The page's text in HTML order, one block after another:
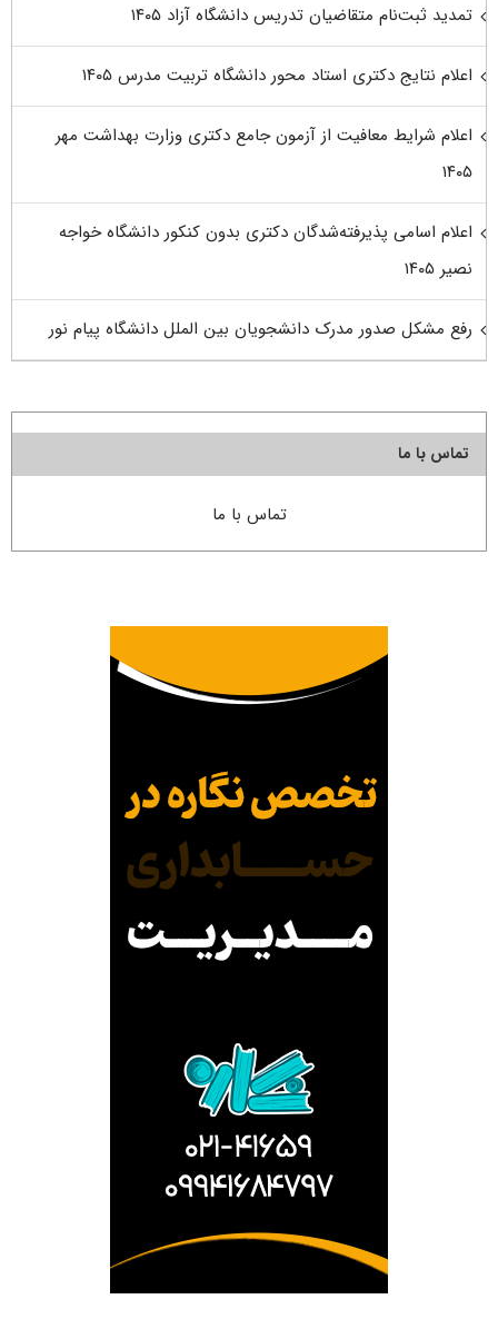
تمدید ثبت‌نام متقاضیان تدریس دانشگاه آزاد ۱۴۰۵
اعلام نتایج دکتری استاد محور دانشگاه تربیت مدرس ۱۴۰۵
اعلام شرایط معافیت از آزمون جامع دکتری وزارت بهداشت مهر
۱۴۰۵
اعلام اسامی پذیرفته‌شدگان دکتری بدون کنکور دانشگاه خواجه
نصیر ۱۴۰۵
رفع مشکل صدور مدرک دانشجویان بین الملل دانشگاه پیام نور
تماس با ما
تماس با ما